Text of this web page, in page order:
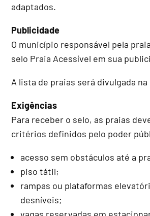
adaptados.
Publicidade
O município responsável pela
selo Praia Acessível em sua
A lista de praias será divulgada
Exigências
Para receber o selo, as praias
critérios definidos pelo poder
acesso sem obstáculos até a
piso tátil;
rampas ou plataformas
desníveis;